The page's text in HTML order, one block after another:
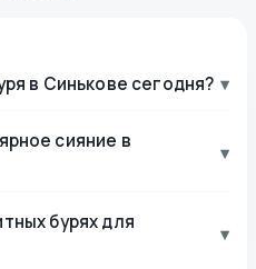
в Синькове сегодня? ▾
сияние в
▾
бурях для
▾